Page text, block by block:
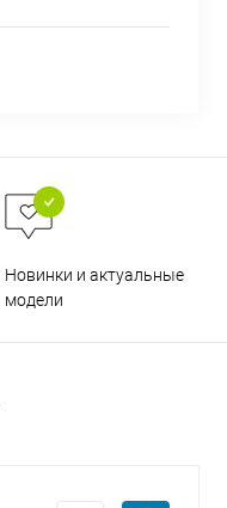
Новинки и актуальные
модели
раз в 2 недели